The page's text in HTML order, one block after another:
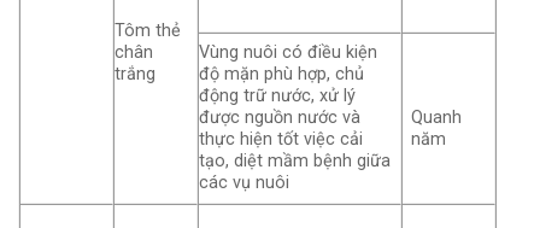
Tôm thẻ
chân
trắng
Vùng nuôi có điều kiện
độ mặn phù hợp, chủ
động trữ nước, xử lý
được nguồn nước và
thực hiện tốt việc cải
tạo, diệt mầm bệnh giữa
các vụ nuôi
Quanh
năm